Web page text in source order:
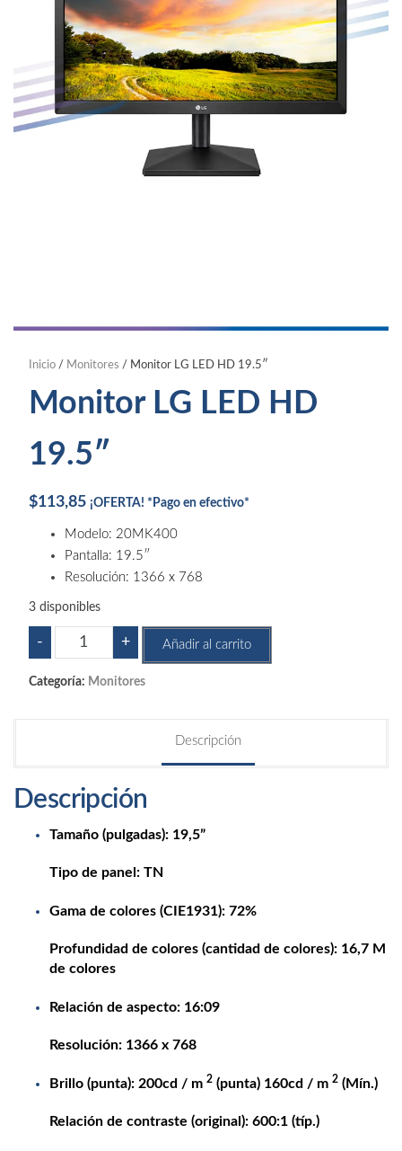
Inicio/ Monitores / Monitor LG LED HD 19.5″
Monitor LG LED HD
19.5″
$113,85 ¡OFERTA! *Pago en efectivo*
Modelo: 20MK400
Pantalla: 19.5″
Resolución: 1366 x 768
3 disponibles
-
Monitor
LG
LED
+ Añadir al carrito
Categoría: Monitores
Descripción
Descripción
Tamaño (pulgadas): 19,5”
Tipo de panel: TN
Gama de colores (CIE1931): 72%
Profundidad de colores (cantidad de colores): 16,7 M
de colores
Relación de aspecto: 16:09
Resolución: 1366 x 768
Brillo (punta): 200cd / m 2 (punta) 160cd / m 2 (Mín.)
Relación de contraste (original): 600:1 (típ.)